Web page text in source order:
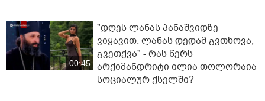
00:45
"დღეს ლანას პანაშვიდზე
ვიყავით. ლანას დედამ გვთხოვა,
გვეთქვა" - რას წერს
არქიმანდრიტი ილია თოლორაია
სოციალურ ქსელში?